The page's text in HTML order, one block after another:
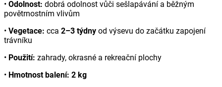
• Odolnost: dobrá odolnost vůči sešlapávání a běžným
povětrnostním vlivům
• Vegetace: cca 2–3 týdny od výsevu do začátku zapojení
trávníku
• Použití: zahrady, okrasné a rekreační plochy
• Hmotnost balení: 2 kg